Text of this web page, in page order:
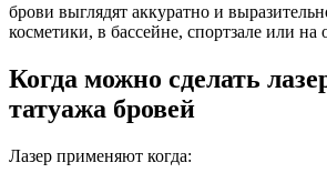
брови выглядят аккуратно и
косметики, в бассейне, спортзале или на
Когда можно сделать
татуажа бровей
Лазер применяют когда: